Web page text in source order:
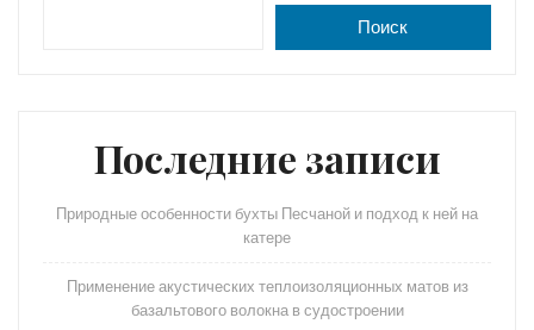
Поиск
Последние записи
Природные особенности бухты Песчаной и подход к ней на
катере
Применение акустических теплоизоляционных матов из
базальтового волокна в судостроении